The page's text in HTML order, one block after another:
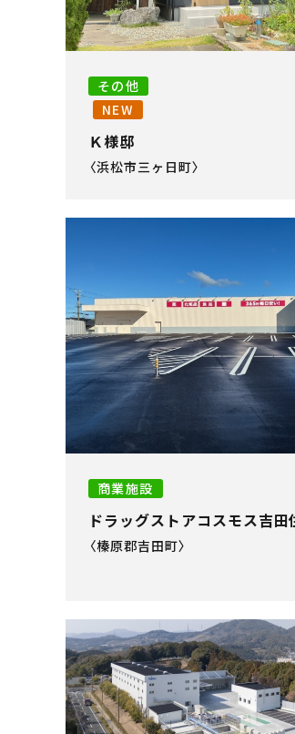
その他
NEW
Ｋ様邸
〈浜松市三ヶ日町〉
商業施設
ドラッグストアコスモス吉田
〈榛原郡吉田町〉